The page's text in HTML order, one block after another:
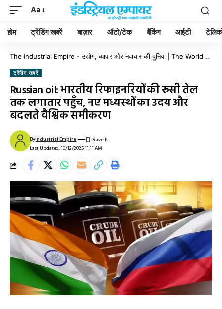
Aa
होम ट्रेंडिंग खबरें बाज़ार ऑटो/टेक बैंकिंग आईटी
The Industrial Empire - उद्योग, व्यापार और नवाचार की दुनिया | The World of Industry, Business & Innovation
ट्रेंडिंग खबरें
Russian oil: भारतीय रिफाइनरियों की रूसी तेल
तक लगातार पहुँच, नए मध्यस्थों का उदय और
बदलते वैश्विक समीकरण
Last Updated: 10/12/2025 11:11 AM
ByIndustrial Empire